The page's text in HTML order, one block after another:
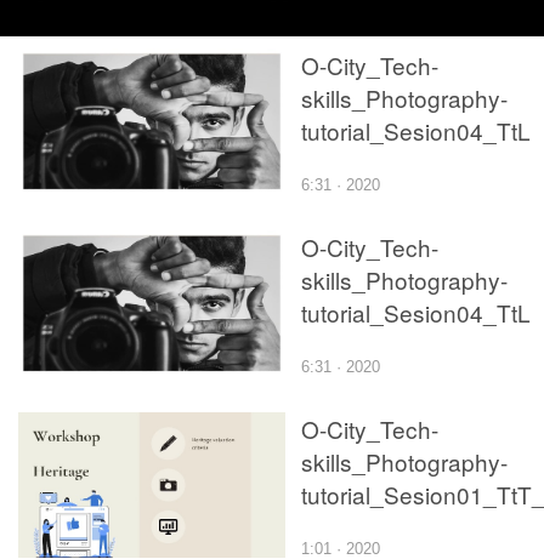
O-City_Tech-
skills_Photography-
tutorial_Sesion04_TtL
6:31 · 2020
O-City_Tech-
skills_Photography-
tutorial_Sesion04_TtL
6:31 · 2020
O-City_Tech-
skills_Photography-
1:01 · 2020